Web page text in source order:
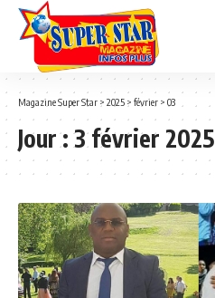
Magazine Super Star > 2025 > février > 03
Jour :3 février 2025